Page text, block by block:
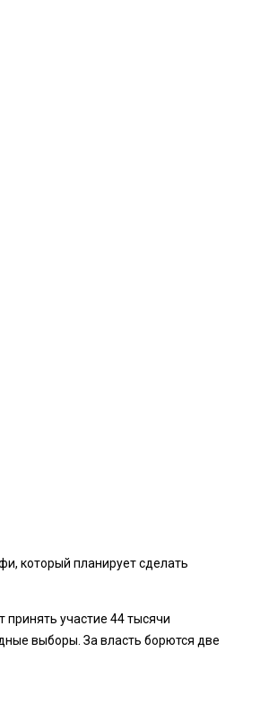
который планирует сделать
участие 44 тысячи
выборы. За власть борются две